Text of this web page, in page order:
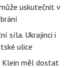
uskutečnit v
síla. Ukrajinci i
ulice
Klein měl dostat